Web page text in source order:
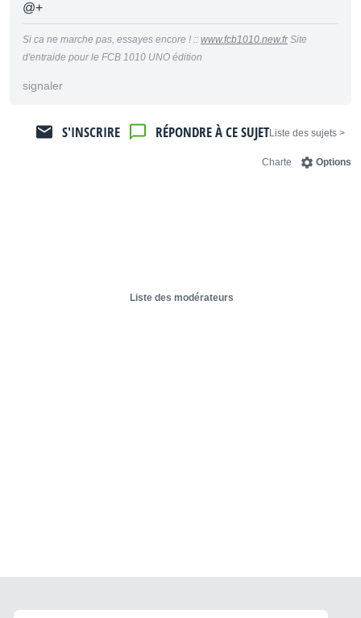
@+
Si ca ne marche pas, essayes encore ! :: www.fcb1010.new.frSite
d'entraide pour le FCB 1010 UNO édition
signaler
< Liste des sujets
RÉPONDRE À CE SUJET
S'INSCRIRE
Options
Charte
Liste des modérateurs